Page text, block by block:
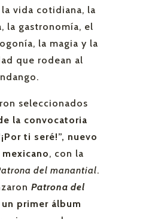
vida cotidiana, la
la gastronomía, el
la magia y la
que rodean al
seleccionados
la convocatoria
ti seré!”, nuevo
, con la
del manantial.
Patrona del
un primer álbum